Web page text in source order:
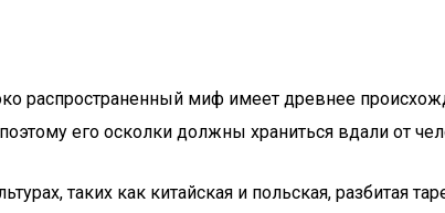
распространенный миф имеет древнее
его осколки должны храниться вдали от
таких как китайская и польская, разбитая